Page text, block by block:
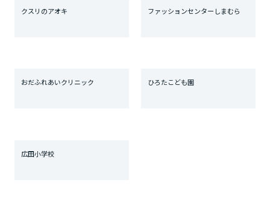
クスリのアオキ ファッションセンターしまむら
おだふれあいクリニック ひろたこども園
広田小学校